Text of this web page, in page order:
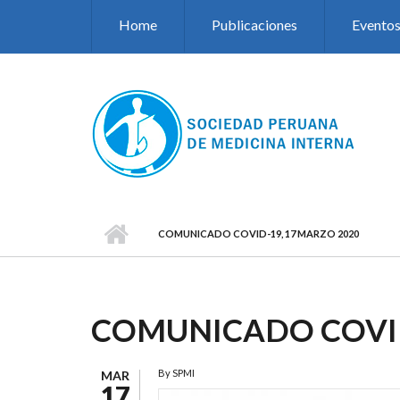
Home Publicaciones Eventos
COMUNICADO COVID-19, 17 MARZO 2020
COMUNICADO
MAR BySPMI